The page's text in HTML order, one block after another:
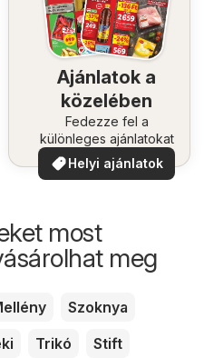
Ajánlatok a
közelében
Fedezze fel a
különleges ajánlatokat
Helyi ajánlatok
most
meg
Szoknya
Trikó
Stift